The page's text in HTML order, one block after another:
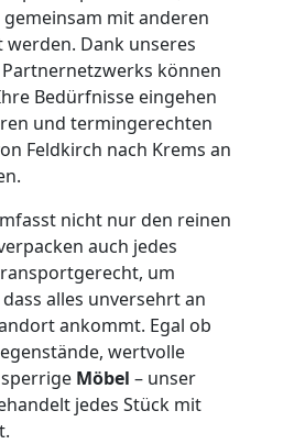
mit anderen
Dank unseres
können
Bedürfnisse eingehen
und termingerechten
Feldkirch nach Krems an
nicht nur den reinen
auch jedes
um
alles unversehrt an
ankommt. Egal ob
wertvolle
Möbel – unser
jedes Stück mit